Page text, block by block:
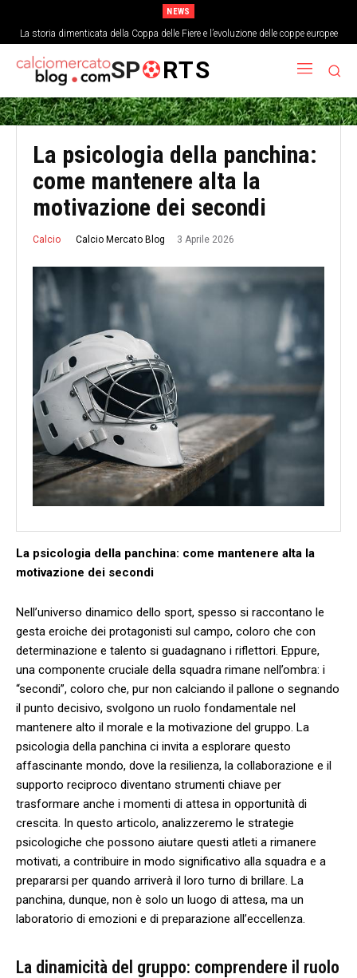
NEWS
La storia dimenticata della Coppa delle Fiere e l’evoluzione delle coppe europee
L’analisi economica del costo di un singolo punto nei top campionati europei
SP RTS
La psicologia della panchina:
come mantenere alta la
motivazione dei secondi
Calcio Calcio Mercato Blog 3 Aprile 2026
La psicologia della panchina: come mantenere alta la⁤
motivazione⁣ dei secondi
Nell’universo dinamico⁣ dello sport, spesso‌ si raccontano le
gesta eroiche dei ‍protagonisti sul campo, coloro ⁤che‌ con
determinazione ‍e ⁢talento si guadagnano ⁢i riflettori. ‌Eppure,‌
una componente ‌cruciale della squadra⁢ rimane‌ nell’ombra: i
“secondi”, coloro⁢ che, pur non ⁣calciando il⁢ pallone⁣ o segnando⁢
il punto decisivo, svolgono un ruolo fondamentale nel⁣
mantenere alto il morale e​ la motivazione del ‍gruppo.⁢ La
psicologia⁢ della panchina ci invita a esplorare questo
affascinante mondo, dove la resilienza, la collaborazione e ​il‍
supporto reciproco diventano strumenti chiave per​
trasformare anche i momenti di attesa in opportunità di
‍crescita. In questo‌ articolo,‌ analizzeremo le strategie
psicologiche che possono‍ aiutare questi atleti a rimanere
motivati, a contribuire in modo ⁣significativo alla squadra e​ a
prepararsi per quando arriverà il loro turno di‌ brillare. ⁣La
⁣panchina,⁣ dunque, non è ⁣solo ⁢un luogo di attesa, ma‍ un
laboratorio di ⁤emozioni e di preparazione all’eccellenza.
La dinamicità del⁢ gruppo: comprendere‍ il ruolo